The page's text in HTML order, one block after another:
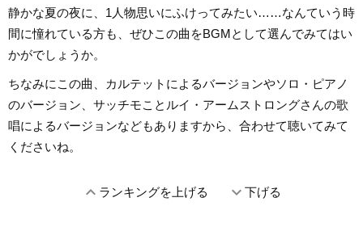
静かな夏の夜に、1人物思いにふけってみたい……なんていう時
間に憧れている方も、ぜひこの曲をBGMとして選んでみてはい
かがでしょうか。
ちなみにこの曲、カルテットによるバージョンやソロ・ピアノ
のバージョン、サッチモことルイ・アームストロングさんの歌
唱によるバージョンなどもありますから、合わせて聴いてみて
くださいね。
expand_lessランキングを上げる expand_more下げる